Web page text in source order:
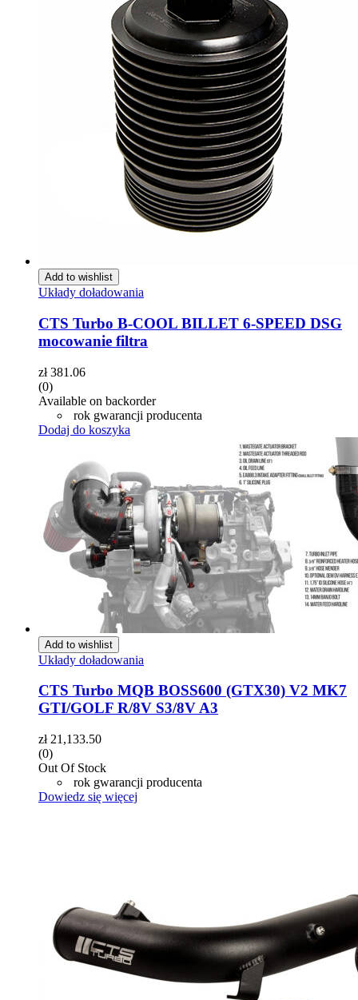
Add to wishlist
Układy doładowania
CTS Turbo B-COOL BILLET 6-SPEED DSG
mocowanie filtra
zł381.06
(0)
Available on backorder
rok gwarancji producenta
Dodaj do koszyka
Add to wishlist
Układy doładowania
CTS Turbo MQB BOSS600 (GTX30) V2 MK7
GTI/GOLF R/8V S3/8V A3
zł21,133.50
(0)
Out Of Stock
rok gwarancji producenta
Dowiedz się więcej